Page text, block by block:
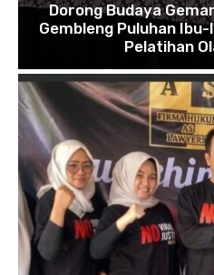
Dorong Budaya
Gembleng Puluhan
Pelatihan